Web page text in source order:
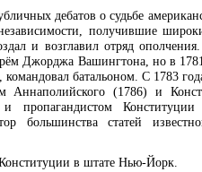
дебатов о судьбе
получившие
и возглавил отряд
Джорджа Вашингтона, но в
батальоном. С 1783
Аннаполийского (1786) и
пропагандистом
большинства статей
в штате Нью-Йорк.